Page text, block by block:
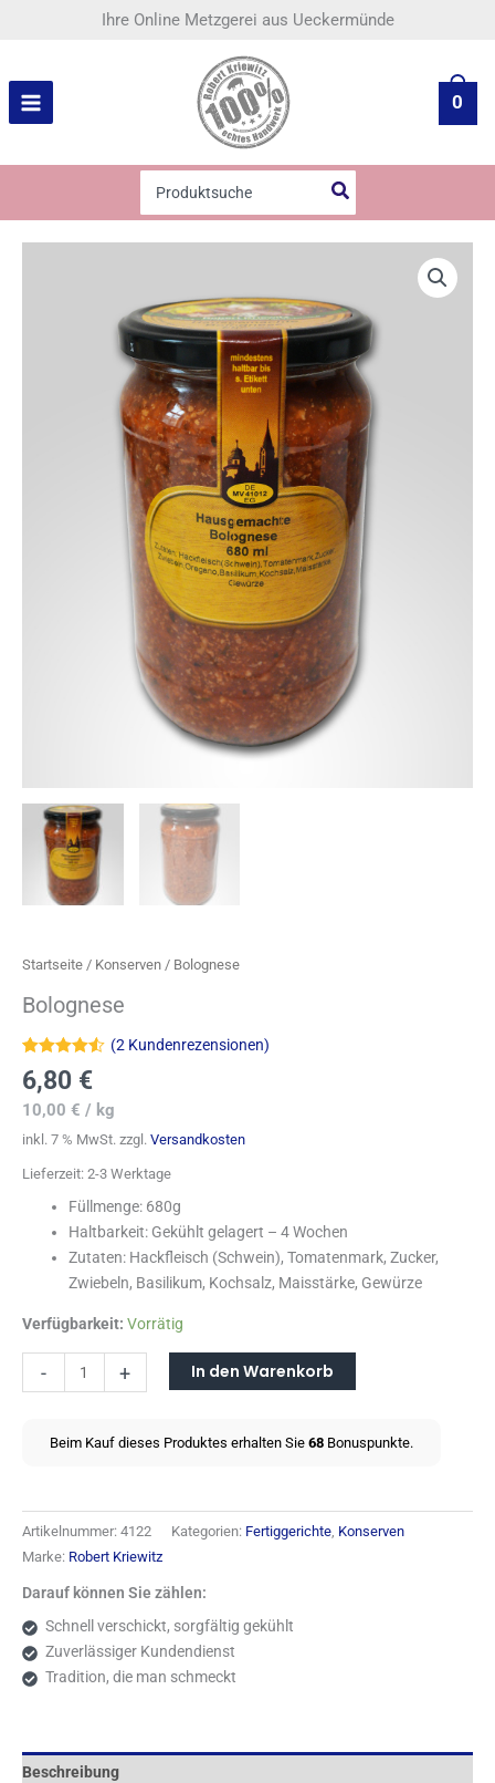
Ihre Online Metzgerei aus Ueckermünde
0
for:
Startseite / Konserven / Bolognese
Bolognese
Bewertet
mit4.50
von 5,
basierend
2
Kundenbewertungen
(2 Kundenrezensionen)
6,80 €
10,00 € / kg
inkl. 7 % MwSt. zzgl. Versandkosten
Lieferzeit: 2-3 Werktage
Füllmenge: 680g
Haltbarkeit: Gekühlt gelagert – 4 Wochen
Zutaten: Hackfleisch (Schwein), Tomatenmark, Zucker,
Zwiebeln, Basilikum, Kochsalz, Maisstärke, Gewürze
Verfügbarkeit: Vorrätig
- + In den Warenkorb
Beim Kauf dieses Produktes erhalten Sie 68 Bonuspunkte.
Artikelnummer: 4122 Kategorien: Fertiggerichte, Konserven
Marke: Robert Kriewitz
Darauf können Sie zählen:
Schnell verschickt, sorgfältig gekühlt
Zuverlässiger Kundendienst
Tradition, die man schmeckt
Beschreibung